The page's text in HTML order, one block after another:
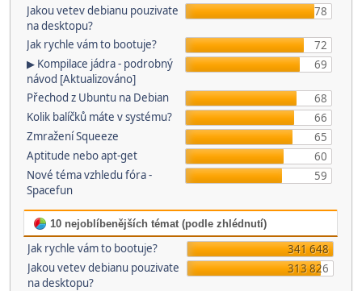
Jakou vetev debianu pouzivate
na desktopu?
78
Jak rychle vám to bootuje?
72
▶ Kompilace jádra - podrobný
návod [Aktualizováno]
69
Přechod z Ubuntu na Debian
68
Kolik balíčků máte v systému?
66
Zmražení Squeeze
65
Aptitude nebo apt-get
60
Nové téma vzhledu fóra -
Spacefun
59
10 nejoblíbenějších témat (podle zhlédnutí)
Jak rychle vám to bootuje?
341 648
Jakou vetev debianu pouzivate
na desktopu?
313 826